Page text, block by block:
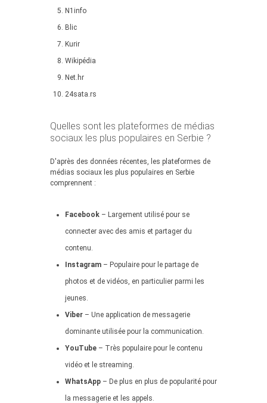
N1info
Blic
Kurir
Wikipédia
Net.hr
24sata.rs
Quelles sont les plateformes de médias
sociaux les plus populaires en Serbie ?
D'après des données récentes, les plateformes de
médias sociaux les plus populaires en Serbie
comprennent :
Facebook – Largement utilisé pour se
connecter avec des amis et partager du
contenu.
Instagram – Populaire pour le partage de
photos et de vidéos, en particulier parmi les
jeunes.
Viber – Une application de messagerie
dominante utilisée pour la communication.
YouTube – Très populaire pour le contenu
vidéo et le streaming.
WhatsApp – De plus en plus de popularité pour
la messagerie et les appels.